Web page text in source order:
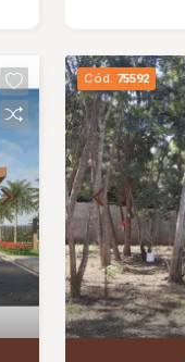
Cód. 75592